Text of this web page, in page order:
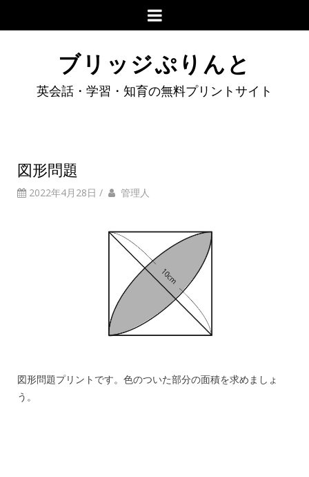
ブリッジぷりんと
英会話・学習・知育の無料プリントサイト
図形問題
2022年4月28日 / 管理人
図形問題プリントです。色のついた部分の面積を求めましょ
う。